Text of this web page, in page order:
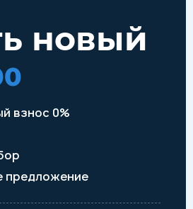
новый
взнос 0%
предложение